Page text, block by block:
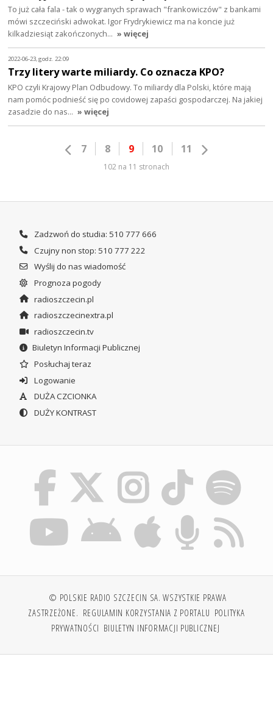
To już cała fala - tak o wygranych sprawach "frankowiczów" z bankami
mówi szczeciński adwokat. Igor Frydrykiewicz ma na koncie już
kilkadziesiąt zakończonych… » więcej
2022-06-23, godz. 22:09
Trzy litery warte miliardy. Co oznacza KPO?
KPO czyli Krajowy Plan Odbudowy. To miliardy dla Polski, które mają
nam pomóc podnieść się po covidowej zapaści gospodarczej. Na jakiej
zasadzie do nas… » więcej
7 8 9 10 11
102 na 11 stronach
Zadzwoń do studia: 510 777 666
Czujny non stop: 510 777 222
Wyślij do nas wiadomość
Prognoza pogody
radioszczecin.pl
radioszczecinextra.pl
radioszczecin.tv
Biuletyn Informacji Publicznej
Posłuchaj teraz
Logowanie
DUŻA CZCIONKA
DUŻY KONTRAST
© POLSKIE RADIO SZCZECIN SA. WSZYSTKIE PRAWA
ZASTRZEŻONE. REGULAMIN KORZYSTANIA Z PORTALU POLITYKA
PRYWATNOŚCI BIULETYN INFORMACJI PUBLICZNEJ